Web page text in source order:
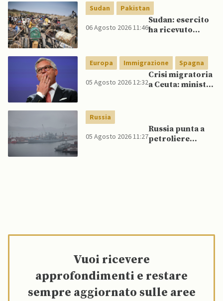
rame e cobalto
Sudan Pakistan
06 Agosto 2026 11:46
Sudan: esercito
ha ricevuto
Pakistan
Europa Immigrazione Spagna
05 Agosto 2026 12:32
Crisi migratoria
a Ceuta: ministri
schierano a
sostegno della
Spagna
Russia
05 Agosto 2026 11:27
Russia punta a
petroliere
Vuoi ricevere
approfondimenti e restare
sempre aggiornato sulle aree